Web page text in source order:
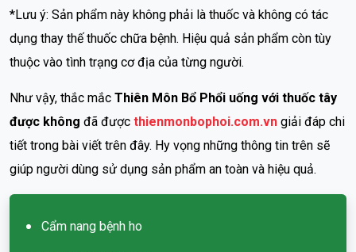
*Lưu ý: Sản phẩm này không phải là thuốc và không có tác
dụng thay thế thuốc chữa bệnh. Hiệu quả sản phẩm còn tùy
thuộc vào tình trạng cơ địa của từng người.
Như vậy, thắc mắc Thiên Môn Bổ Phổi uống với thuốc tây
được không đã được thienmonbophoi.com.vn giải đáp chi
tiết trong bài viết trên đây. Hy vọng những thông tin trên sẽ
giúp người dùng sử dụng sản phẩm an toàn và hiệu quả.
Cẩm nang bệnh ho